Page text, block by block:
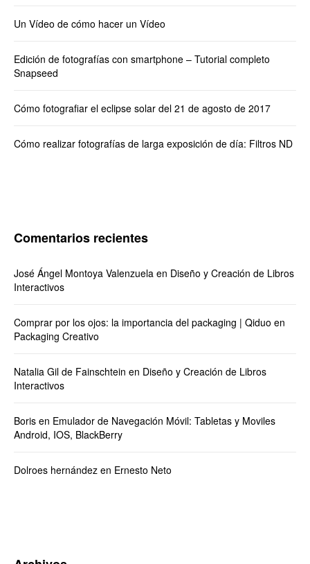
Un Vídeo de cómo hacer un Vídeo
Edición de fotografías con smartphone – Tutorial completo
Snapseed
Cómo fotografiar el eclipse solar del 21 de agosto de 2017
Cómo realizar fotografías de larga exposición de día: Filtros ND
Comentarios recientes
José Ángel Montoya Valenzuela en Diseño y Creación de Libros
Interactivos
Comprar por los ojos: la importancia del packaging | Qiduo en
Packaging Creativo
Natalia Gil de Fainschtein en Diseño y Creación de Libros
Interactivos
Boris en Emulador de Navegación Móvil: Tabletas y Moviles
Android, IOS, BlackBerry
Dolroes hernández en Ernesto Neto